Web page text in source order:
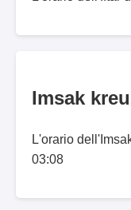
Imsak
L'orario
03:08